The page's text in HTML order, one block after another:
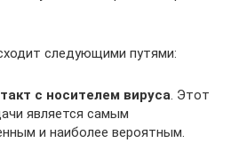
следующими путями:
с носителем вируса . Этот
является самым
и наиболее вероятным.